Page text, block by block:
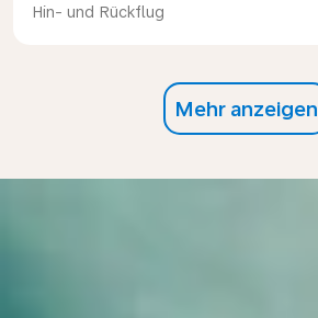
Hin- und Rückflug
Mehr anzeigen